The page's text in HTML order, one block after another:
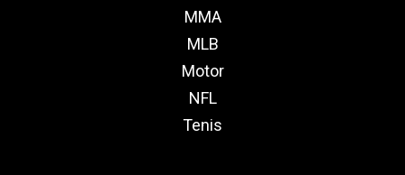
MMA
MLB
Motor
NFL
Tenis